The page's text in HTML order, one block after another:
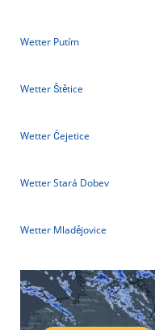
Wetter Putím
Wetter Štětice
Wetter Čejetice
Wetter Stará Dobev
Wetter Mladějovice